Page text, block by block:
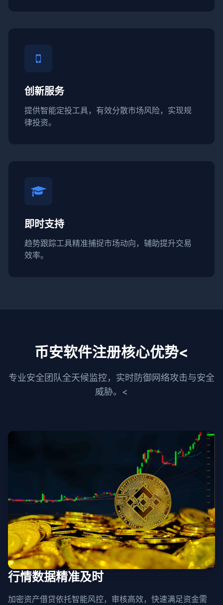
创新服务
提供智能定投工具，有效分散市场风险，实现规
律投资。
即时支持
趋势跟踪工具精准捕捉市场动向，辅助提升交易
效率。
币安软件注册核心优势<
专业安全团队全天候监控，实时防御网络攻击与安全
威胁。<
行情数据精准及时
加密资产借贷依托智能风控，审核高效，快速满足资金需